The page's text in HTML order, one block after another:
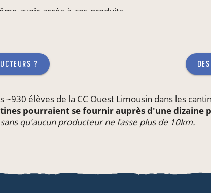
avoir accès à ces produits
?
~930 élèves de la CC Ouest Limousin dans les
pourraient se fournir auprès d'une dizaine
sans qu'aucun producteur ne fasse plus de 10km.